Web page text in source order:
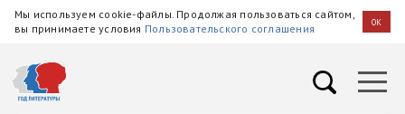
Мы используем cookie-файлы. Продолжая пользоваться сайтом,
вы принимаете условия Пользовательского соглашения OK